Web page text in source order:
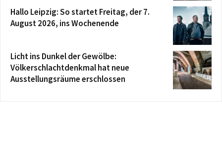
Hallo Leipzig: So startet Freitag, der 7.
August 2026, ins Wochenende
Licht ins Dunkel der Gewölbe:
Völkerschlachtdenkmal hat neue
Ausstellungsräume erschlossen